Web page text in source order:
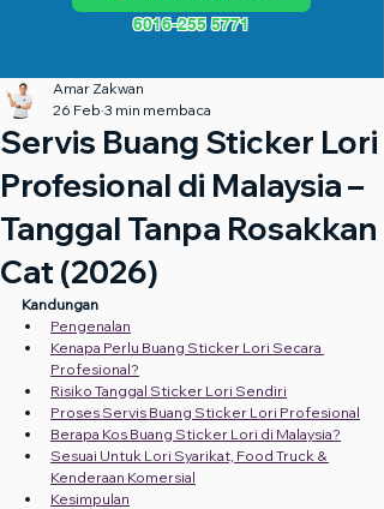
6016-255 5771
Servis Buang Sticker Lori
Profesional di Malaysia –
Tanggal Tanpa Rosakkan
Cat (2026)
Amar Zakwan
26 Feb 3 min membaca
Kandungan
Pengenalan
Kenapa Perlu Buang Sticker Lori Secara
Profesional?
Risiko Tanggal Sticker Lori Sendiri
Proses Servis Buang Sticker Lori Profesional
Berapa Kos Buang Sticker Lori di Malaysia?
Sesuai Untuk Lori Syarikat, Food Truck &
Kenderaan Komersial
Kesimpulan